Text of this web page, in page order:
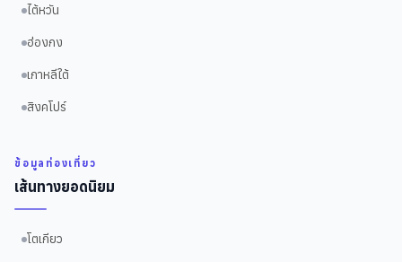
ไต้หวัน
ฮ่องกง
เกาหลีใต้
สิงคโปร์
ข้อมูลท่องเที่ยว
เส้นทางยอดนิยม
โตเกียว